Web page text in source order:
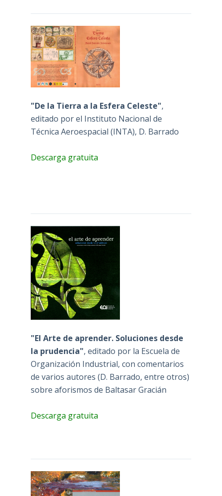
"De la Tierra a la Esfera Celeste",
editado por el Instituto Nacional de
Técnica Aeroespacial (INTA), D. Barrado
Descarga gratuita
"El Arte de aprender. Soluciones desde
la prudencia", editado por la Escuela de
Organización Industrial, con comentarios
de varios autores (D. Barrado, entre otros)
sobre aforismos de Baltasar Gracián
Descarga gratuita